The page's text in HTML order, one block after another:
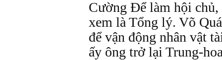
Cường Để làm hội
xem là Tổng lý. Võ
để vận động nhân vật
ấy ông trở lại Trung-